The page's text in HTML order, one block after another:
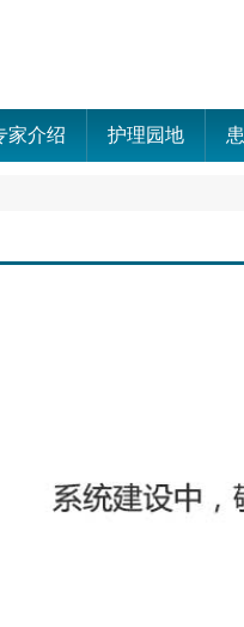
家介绍 护理园地